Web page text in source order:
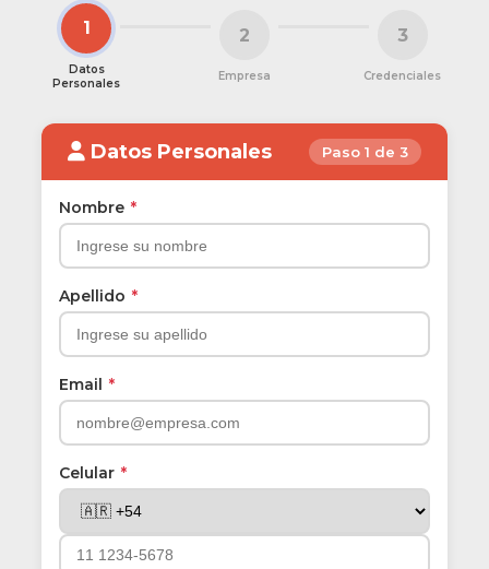
1
Datos
Personales
2
Empresa
3
Credenciales
Datos Personales Paso 1 de 3
Nombre *
Apellido *
Email *
Celular *